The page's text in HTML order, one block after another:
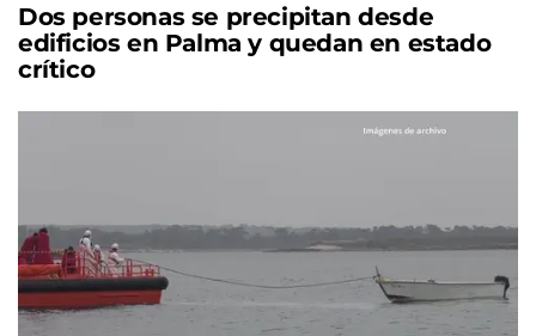
Dos personas se precipitan desde
edificios en Palma y quedan en estado
crítico